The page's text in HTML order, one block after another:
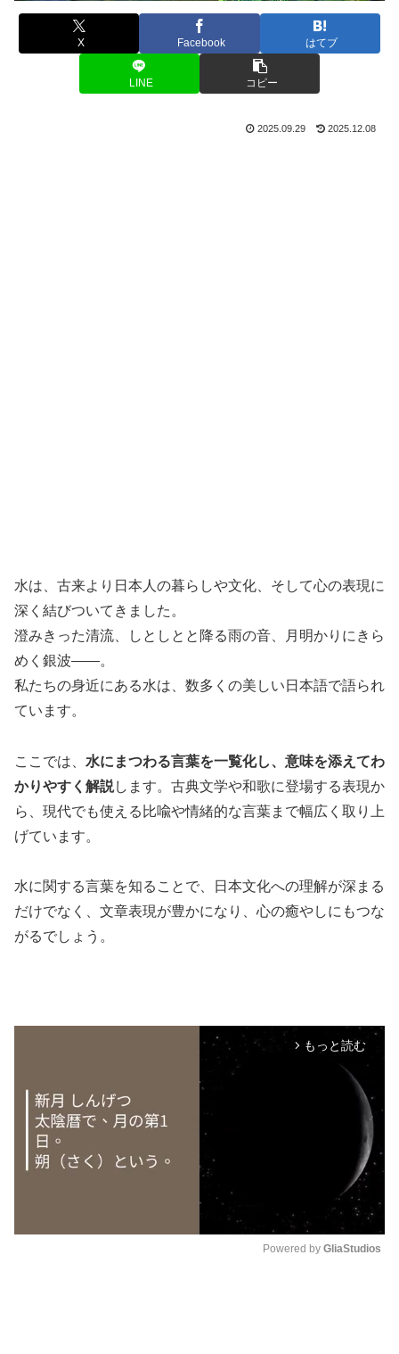
X Facebook はてブ
LINE コピー
2025.09.29 2025.12.08
水は、古来より日本人の暮らしや文化、そして心の表現に
深く結びついてきました。
澄みきった清流、しとしとと降る雨の音、月明かりにきら
めく銀波――。
私たちの身近にある水は、数多くの美しい日本語で語られ
ています。
ここでは、 水にまつわる言葉を一覧化し、意味を添えてわ
かりやすく解説します。古典文学や和歌に登場する表現か
ら、現代でも使える比喩や情緒的な言葉まで幅広く取り上
げています。
水に関する言葉を知ることで、日本文化への理解が深まる
だけでなく、文章表現が豊かになり、心の癒やしにもつな
がるでしょう。
arrow_forward_ios もっと読む
Powered by GliaStudios